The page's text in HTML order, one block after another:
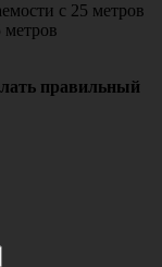
с 25 метров
метров
правильный